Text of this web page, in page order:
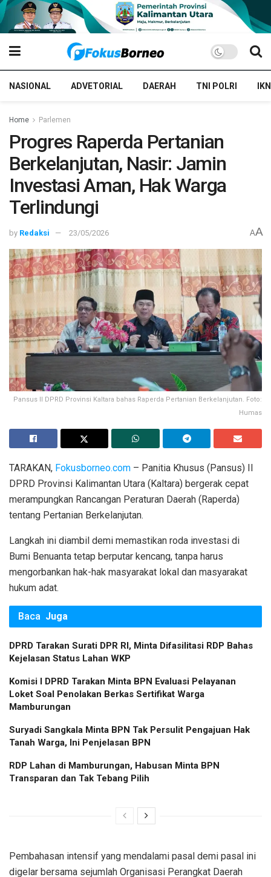
NASIONAL ADVETORIAL DAERAH TNI POLRI IKN
Home Parlemen
Progres Raperda Pertanian
Berkelanjutan, Nasir: Jamin
Investasi Aman, Hak Warga
Terlindungi
by Redaksi 23/05/2026 AA
Pansus II DPRD Provinsi Kaltara bahas Raperda Pertanian Berkelanjutan. Foto:
Humas
​TARAKAN, Fokusborneo.com – Panitia Khusus (Pansus) II
DPRD Provinsi Kalimantan Utara (Kaltara) bergerak cepat
merampungkan Rancangan Peraturan Daerah (Raperda)
tentang Pertanian Berkelanjutan.
Langkah ini diambil demi memastikan roda investasi di
Bumi Benuanta tetap berputar kencang, tanpa harus
mengorbankan hak-hak masyarakat lokal dan masyarakat
hukum adat.
Baca Juga
DPRD Tarakan Surati DPR RI, Minta Difasilitasi RDP Bahas
Kejelasan Status Lahan WKP
Komisi I DPRD Tarakan Minta BPN Evaluasi Pelayanan
Loket Soal Penolakan Berkas Sertifikat Warga
Mamburungan
Suryadi Sangkala Minta BPN Tak Persulit Pengajuan Hak
Tanah Warga, Ini Penjelasan BPN
RDP Lahan di Mamburungan, Habusan Minta BPN
Transparan dan Tak Tebang Pilih
Pembahasan intensif yang mendalami pasal demi pasal ini
digelar bersama sejumlah Organisasi Perangkat Daerah